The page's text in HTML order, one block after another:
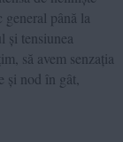
general până la
și tensiunea
să avem senzația
și nod în gât,